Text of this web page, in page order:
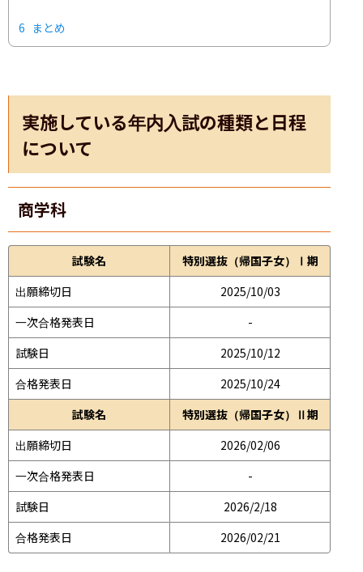
6 まとめ
実施している年内入試の種類と日程
について
商学科
試験名
特別選抜（帰国子女）Ⅰ期
出願締切日
2025/10/03
一次合格発表日
-
試験日
2025/10/12
合格発表日
2025/10/24
試験名
特別選抜（帰国子女）Ⅱ期
出願締切日
2026/02/06
一次合格発表日
-
試験日
2026/2/18
合格発表日
2026/02/21